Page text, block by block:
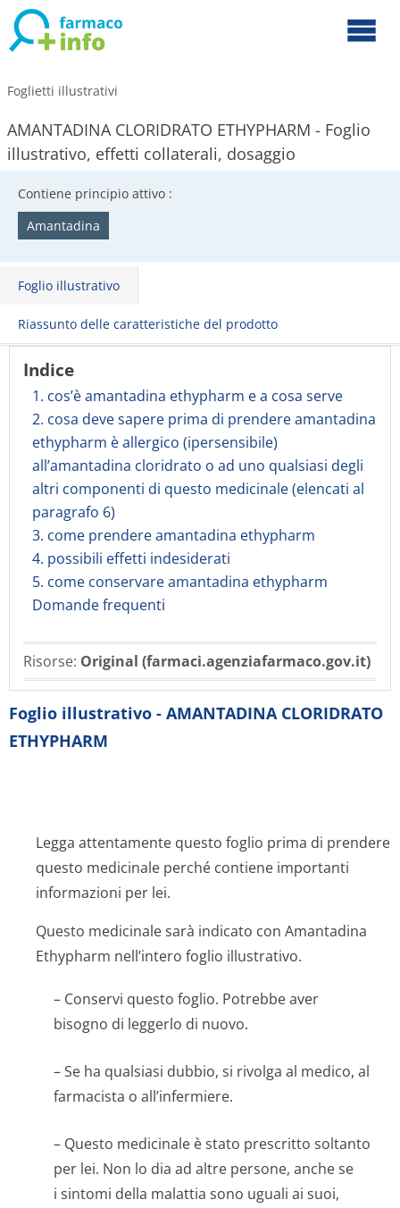
Foglietti illustrativi
AMANTADINA CLORIDRATO ETHYPHARM - Foglio
illustrativo, effetti collaterali, dosaggio
Contiene principio attivo :
Amantadina
Foglio illustrativo
Riassunto delle caratteristiche del prodotto
Indice
1. cos’è amantadina ethypharm e a cosa serve
2. cosa deve sapere prima di prendere amantadina
ethypharm è allergico (ipersensibile)
all’amantadina cloridrato o ad uno qualsiasi degli
altri componenti di questo medicinale (elencati al
paragrafo 6)
3. come prendere amantadina ethypharm
4. possibili effetti indesiderati
5. come conservare amantadina ethypharm
Domande frequenti
Risorse: Original (farmaci.agenziafarmaco.gov.it)
Foglio illustrativo - AMANTADINA CLORIDRATO
ETHYPHARM
Legga attentamente questo foglio prima di prendere
questo medicinale perché contiene importanti
informazioni per lei.
Questo medicinale sarà indicato con Amantadina
Ethypharm nell’intero foglio illustrativo.
– Conservi questo foglio. Potrebbe aver
bisogno di leggerlo di nuovo.
– Se ha qualsiasi dubbio, si rivolga al medico, al
farmacista o all’infermiere.
– Questo medicinale è stato prescritto soltanto
per lei. Non lo dia ad altre persone, anche se
i sintomi della malattia sono uguali ai suoi,